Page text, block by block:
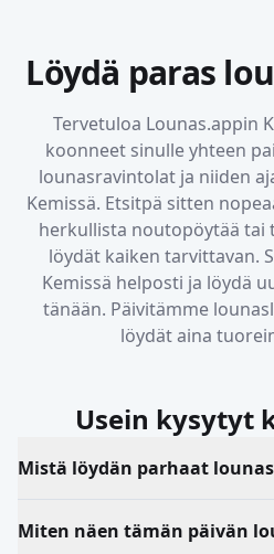
Löydä paras
Tervetuloa Lounas.appin
koonneet sinulle yhteen
lounasravintolat ja niiden
Kemissä. Etsitpä sitten
herkullista noutopöytää tai
löydät kaiken tarvittavan.
Kemissä helposti ja löydä
tänään. Päivitämme
löydät aina
Usein kysytyt
Mistä löydän parhaat
Miten näen tämän päivän